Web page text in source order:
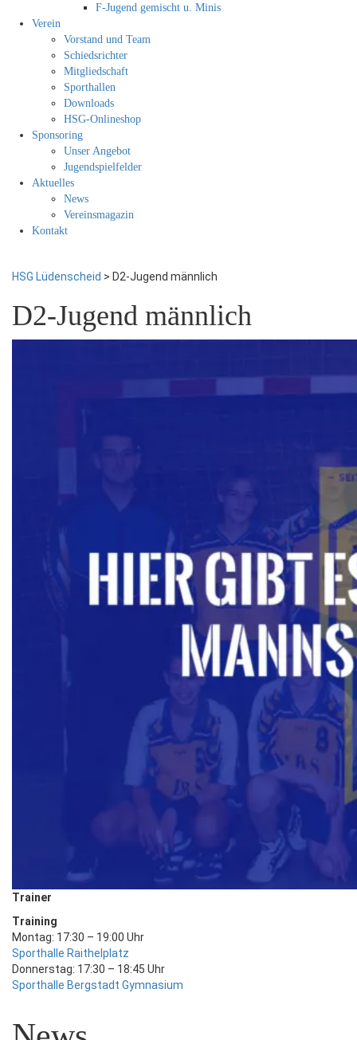
F-Jugend gemischt u. Minis
Verein
Vorstand und Team
Schiedsrichter
Mitgliedschaft
Sporthallen
Downloads
HSG-Onlineshop
Sponsoring
Unser Angebot
Jugendspielfelder
Aktuelles
News
Vereinsmagazin
Kontakt
HSG Lüdenscheid > D2-Jugend männlich
D2-Jugend männlich
Trainer
Training
Montag: 17:30 – 19:00 Uhr
Sporthalle Raithelplatz
Donnerstag: 17:30 – 18:45 Uhr
Sporthalle Bergstadt Gymnasium